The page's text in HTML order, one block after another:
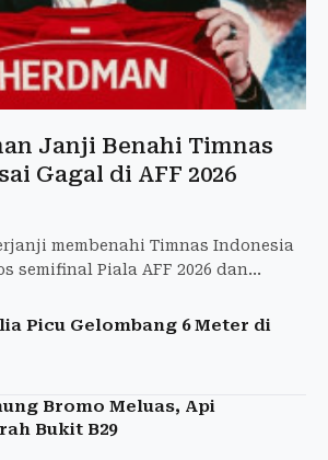
Janji Benahi Timnas
Gagal di AFF 2026
membenahi Timnas Indonesia
semifinal Piala AFF 2026 dan
Picu Gelombang 6 Meter di
Bromo Meluas, Api
Bukit B29